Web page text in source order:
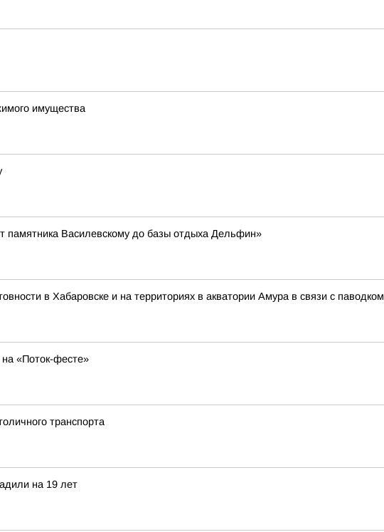
имущества
памятника Василевскому до базы отдыха Дельфин»
в Хабаровске и на территориях в акватории Амура в связи с паводком
на «Поток-фесте»
транспорта
на 19 лет